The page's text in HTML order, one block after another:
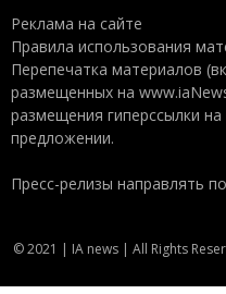
Реклама на сайте
Правила использования
Перепечатка материалов
размещенных на
размещения гиперссылки
предложении.
Пресс-релизы направлять
© 2021 | IA news | All Rights